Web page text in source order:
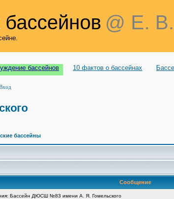
@ Е.
бассейнов 10 фактов о бассейнах
бассейны
Сообщение
Бассейн ДЮСШ №83 имени А. Я. Гомельского